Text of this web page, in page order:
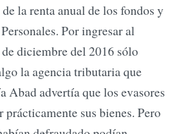
la renta anual de los fondos y
Por ingresar al
diciembre del 2016 sólo
la agencia tributaria que
Abad advertía que los evasores
sus bienes. Pero